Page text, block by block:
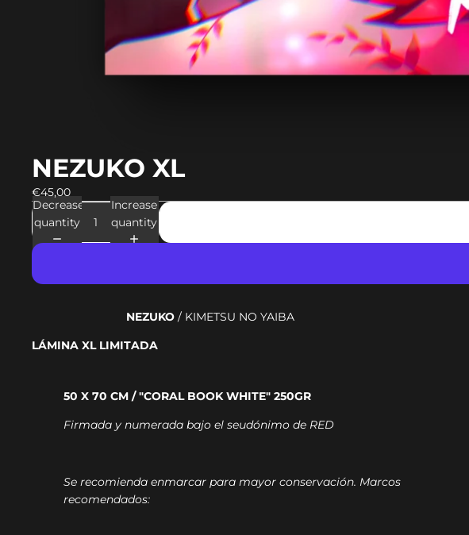
NEZUKO XL
€45,00
Decrease
quantity
Increase
quantity
NEZUKO / KIMETSU NO YAIBA
LÁMINA XL LIMITADA
50 X 70 CM / "CORAL BOOK WHITE" 250GR
Firmada y numerada bajo el seudónimo de RED
Se recomienda enmarcar para mayor conservación. Marcos
recomendados: